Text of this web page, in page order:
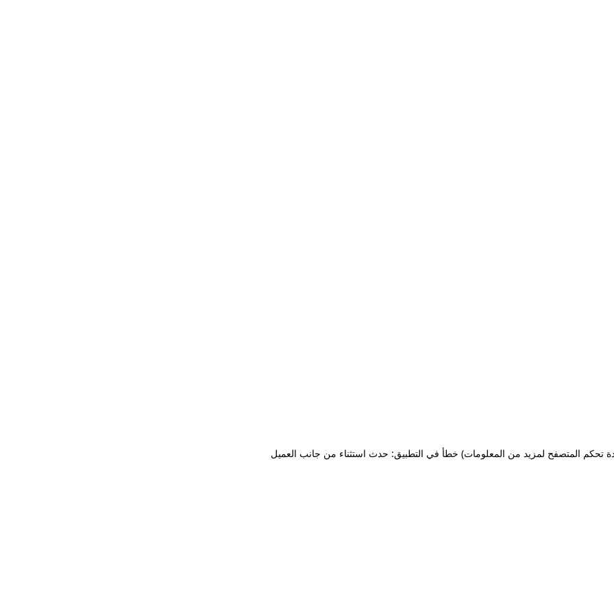
خطأ في التطبيق: حدث استثناء من جانب العميل تحكم المتصفح لمزيد من المعلومات)